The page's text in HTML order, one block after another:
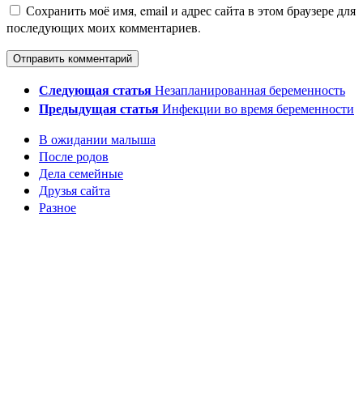
Сохранить моё имя, email и адрес сайта в этом браузере для
последующих моих комментариев.
Следующая статьяНезапланированная беременность
Предыдущая статьяИнфекции во время беременности
В ожидании малыша
После родов
Дела семейные
Друзья сайта
Разное